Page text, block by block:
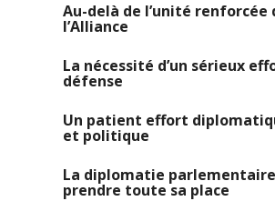
Au-delà de l’unité renforcée
l’Alliance
La nécessité d’un sérieux
défense
Un patient effort
et politique
La diplomatie
prendre toute sa place